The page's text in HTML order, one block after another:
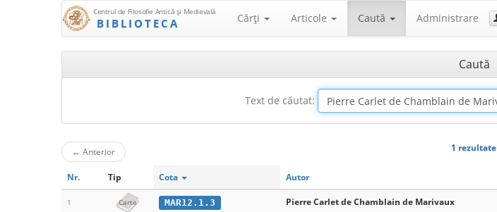
Centrul de Filosofie Antică şi Medievală
BIBLIOTECA Cărţi Articole Caută Administrare
Caută
Text de căutat:
← Anterior 1 rezultate
Nr. Tip Cota Autor
1 Carte MAR12.1.3 Pierre Carlet de Chamblain de Marivaux